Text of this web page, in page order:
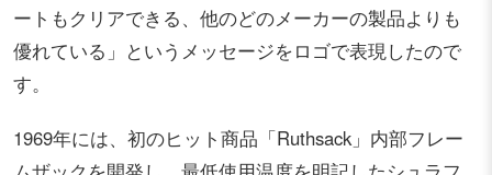
ートもクリアできる、他のどのメーカーの製品よりも
優れている」というメッセージをロゴで表現したので
す。
1969年には、初のヒット商品「Ruthsack」内部フレー